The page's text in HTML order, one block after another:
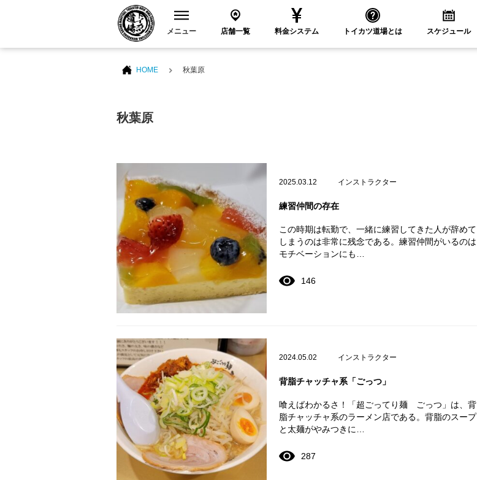
メニュー 店舗一覧 料金システム トイカツ道場とは スケジュール
HOME 秋葉原
秋葉原
2025.03.12 インストラクター
練習仲間の存在
この時期は転勤で、一緒に練習してきた人が辞めて
しまうのは非常に残念である。練習仲間がいるのは
モチベーションにも…
146
2024.05.02 インストラクター
背脂チャッチャ系「ごっつ」
喰えばわかるさ！「超ごってり麺 ごっつ」は、背
脂チャッチャ系のラーメン店である。背脂のスープ
と太麺がやみつきに…
287